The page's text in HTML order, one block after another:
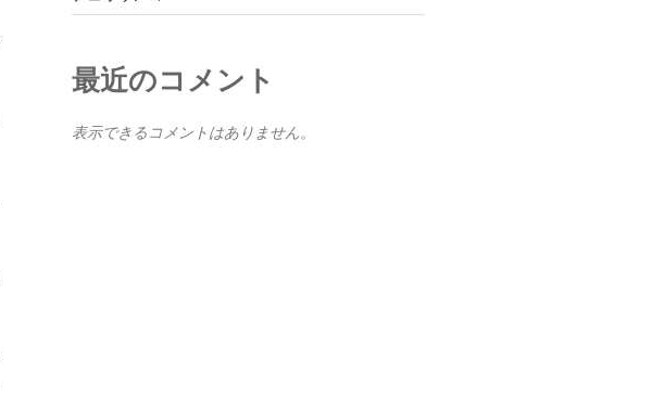
最近のコメント
表示できるコメントはありません。